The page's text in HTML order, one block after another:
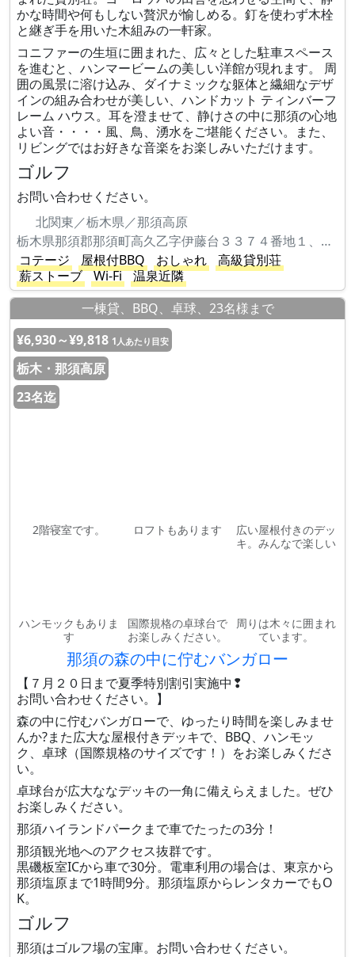
かな時間や何もしない贅沢が愉しめる。釘を使わず木栓
と継ぎ手を用いた木組みの一軒家。
コニファーの生垣に囲まれた、広々とした駐車スペース
を進むと、ハンマービームの美しい洋館が現れます。 周
囲の風景に溶け込み、ダイナミックな躯体と繊細なデザ
インの組み合わせが美しい、ハンドカット ティンバーフ
レーム ハウス。耳を澄ませて、静けさの中に那須の心地
よい音・・・・風、鳥、湧水をご堪能ください。また、
リビングではお好きな音楽をお楽しみいただけます。
ゴルフ
お問い合わせください。
北関東／栃木県／那須高原
栃木県那須郡那須町高久乙字伊藤台３３７４番地１、３３７４番地６６６
コテージ
屋根付BBQ おしゃれ
高級貸別荘
薪ストーブ
Wi-Fi
温泉近隣
一棟貸、BBQ、卓球、23名様まで
¥6,930～¥9,818 1人あたり目安
栃木・那須高原
23名迄
2階寝室です。 ロフトもあります
広い屋根付きのデッ
キ。みんなで楽しい
ハンモックもありま
す
国際規格の卓球台で
お楽しみください。
周りは木々に囲まれ
ています。
那須の森の中に佇むバンガロー
【７月２０日まで夏季特別割引実施中❢
お問い合わせください。】
森の中に佇むバンガローで、ゆったり時間を楽しみませ
んか?また広大な屋根付きデッキで、BBQ、ハンモッ
ク、卓球（国際規格のサイズです！）をお楽しみくださ
い。
卓球台が広大ななデッキの一角に備えらえました。ぜひ
お楽しみください。
那須ハイランドパークまで車でたったの3分！
那須観光地へのアクセス抜群です。
黒磯板室ICから車で30分。電車利用の場合は、東京から
那須塩原まで1時間9分。那須塩原からレンタカーでもO
K。
ゴルフ
那須はゴルフ場の宝庫。お問い合わせください。